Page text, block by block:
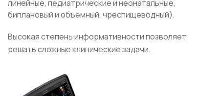
линейные, педиатрические и неонатальные,
биплановый и объемный, чреспищеводный).
Высокая степень информативности позволяет
решать сложные клинические задачи.